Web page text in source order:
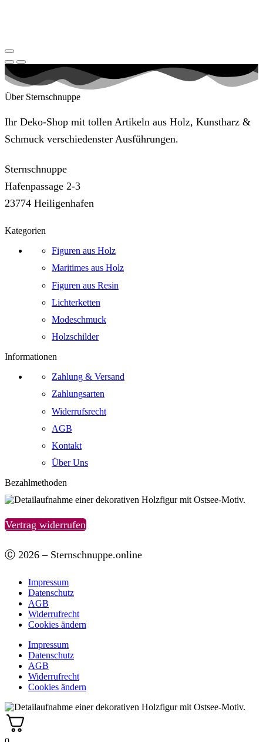
Über Sternschnuppe
Ihr Deko-Shop mit tollen Artikeln aus Holz, Kunstharz &
Schmuck verschiedenster Ausführungen.
Sternschnuppe
Hafenpassage 2-3
23774 Heiligenhafen
Kategorien
Figuren aus Holz
Maritimes aus Holz
Figuren aus Resin
Lichterketten
Modeschmuck
Holzschilder
Informationen
Zahlung & Versand
Zahlungsarten
Widerrufsrecht
AGB
Kontakt
Über Uns
Bezahlmethoden
Vertrag widerrufen
Ⓒ 2026 – Sternschnuppe.online
Impressum
Datenschutz
AGB
Widerrufrecht
Cookies ändern
Impressum
Datenschutz
AGB
Widerrufrecht
Cookies ändern